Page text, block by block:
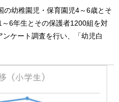
の幼稚園児・保育園児4～6歳とそ
6年生とその保護者1200組を対
ケート調査を行い、「幼児白